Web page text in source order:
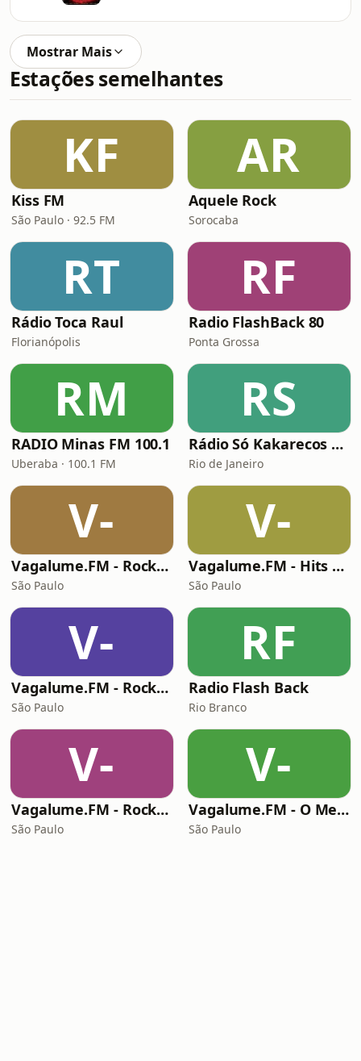
Mostrar Mais
Estações semelhantes
KF
Kiss FM
São Paulo · 92.5 FM
AR
Aquele Rock
Sorocaba
RT
Rádio Toca Raul
Florianópolis
RF
Radio FlashBack 80
Ponta Grossa
RM
RADIO Minas FM 100.1
Uberaba · 100.1 FM
RS
Rádio Só Kakarecos Classic Rock
Rio de Janeiro
V-
Vagalume.FM - Rock Clássico
São Paulo
V-
Vagalume.FM - Hits Anos 90
São Paulo
V-
Vagalume.FM - Rock - Das Raízes ao Progressivo
São Paulo
RF
Radio Flash Back
Rio Branco
V-
Vagalume.FM - Rock Ballads
São Paulo
V-
Vagalume.FM - O Melhor de Coldplay
São Paulo